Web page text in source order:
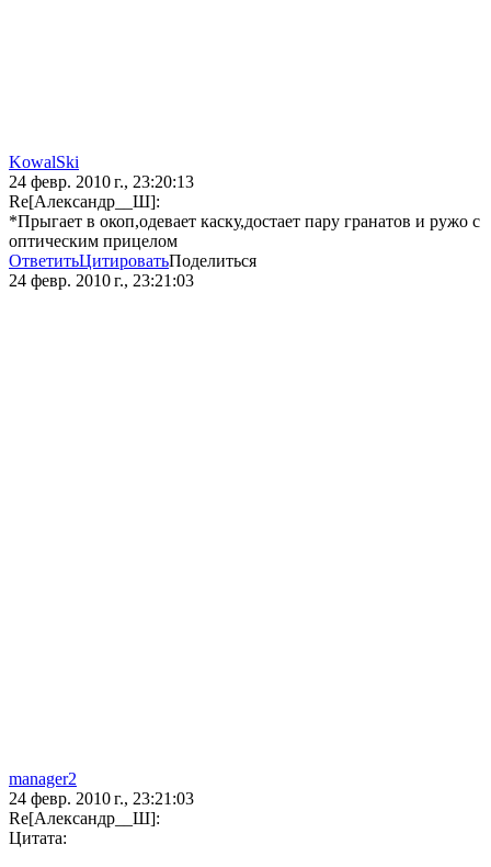
KowalSki
24 февр. 2010 г., 23:20:13
Re[Александр__Ш]:
*Прыгает в окоп,одевает каску,достает пару гранатов и ружо с
оптическим прицелом
ОтветитьЦитироватьПоделиться
24 февр. 2010 г., 23:21:03
manager2
24 февр. 2010 г., 23:21:03
Re[Александр__Ш]:
Цитата: